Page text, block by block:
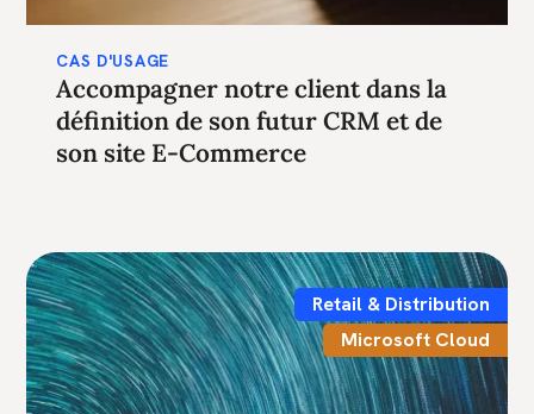
CAS D'USAGE
Accompagner notre client dans la
définition de son futur CRM et de
son site E-Commerce
Retail & Distribution
Microsoft Cloud